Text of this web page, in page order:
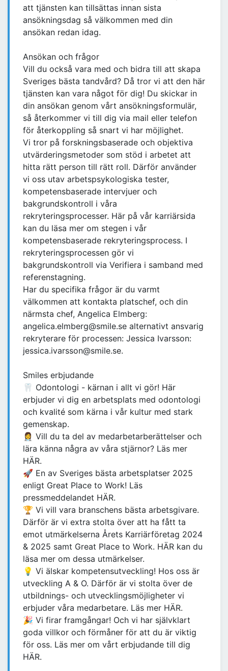
att tjänsten kan tillsättas innan sista
ansökningsdag så välkommen med din
ansökan redan idag.
Ansökan och frågor
Vill du också vara med och bidra till att skapa
Sveriges bästa tandvård? Då tror vi att den här
tjänsten kan vara något för dig! Du skickar in
din ansökan genom vårt ansökningsformulär,
så återkommer vi till dig via mail eller telefon
för återkoppling så snart vi har möjlighet.
Vi tror på forskningsbaserade och objektiva
utvärderingsmetoder som stöd i arbetet att
hitta rätt person till rätt roll. Därför använder
vi oss utav arbetspsykologiska tester,
kompetensbaserade intervjuer och
bakgrundskontroll i våra
rekryteringsprocesser. Här på vår karriärsida
kan du läsa mer om stegen i vår
kompetensbaserade rekryteringsprocess. I
rekryteringsprocessen gör vi
bakgrundskontroll via Verifiera i samband med
referenstagning.
Har du specifika frågor är du varmt
välkommen att kontakta platschef, och din
närmsta chef, Angelica Elmberg:
angelica.elmberg@smile.se alternativt ansvarig
rekryterare för processen: Jessica Ivarsson:
jessica.ivarsson@smile.se.
Smiles erbjudande
🦷 Odontologi - kärnan i allt vi gör! Här
erbjuder vi dig en arbetsplats med odontologi
och kvalité som kärna i vår kultur med stark
gemenskap.
👩‍⚕️ Vill du ta del av medarbetarberättelser och
lära känna några av våra stjärnor? Läs mer
HÄR.
🚀 En av Sveriges bästa arbetsplatser 2025
enligt Great Place to Work! Läs
pressmeddelandet HÄR.
🏆 Vi vill vara branschens bästa arbetsgivare.
Därför är vi extra stolta över att ha fått ta
emot utmärkelserna Årets Karriärföretag 2024
& 2025 samt Great Place to Work. HÄR kan du
läsa mer om dessa utmärkelser.
💡 Vi älskar kompetensutveckling! Hos oss är
utveckling A & O. Därför är vi stolta över de
utbildnings- och utvecklingsmöjligheter vi
erbjuder våra medarbetare. Läs mer HÄR.
🎉 Vi firar framgångar! Och vi har självklart
goda villkor och förmåner för att du är viktig
för oss. Läs mer om vårt erbjudande till dig
HÄR.